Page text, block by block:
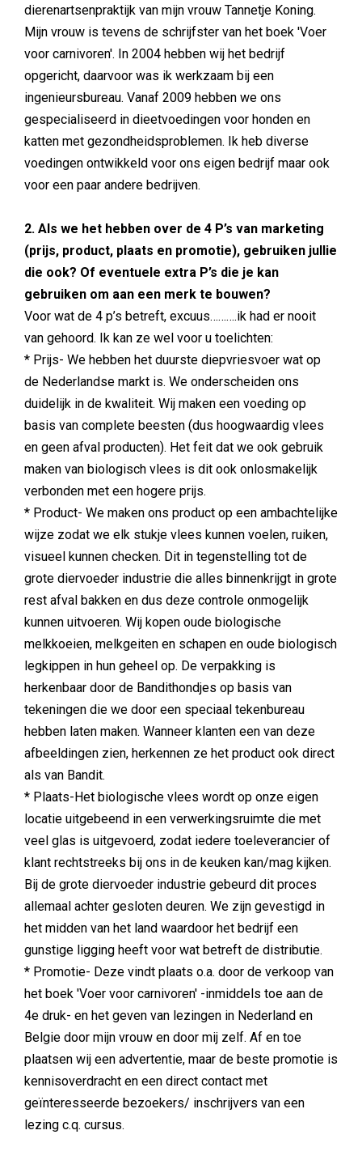
dierenartsenpraktijk van mijn vrouw Tannetje Koning.
Mijn vrouw is tevens de schrijfster van het boek 'Voer
voor carnivoren'. In 2004 hebben wij het bedrijf
opgericht, daarvoor was ik werkzaam bij een
ingenieursbureau. Vanaf 2009 hebben we ons
gespecialiseerd in dieetvoedingen voor honden en
katten met gezondheidsproblemen. Ik heb diverse
voedingen ontwikkeld voor ons eigen bedrijf maar ook
voor een paar andere bedrijven.
2. Als we het hebben over de 4 P’s van marketing
(prijs, product, plaats en promotie), gebruiken jullie
die ook? Of eventuele extra P’s die je kan
gebruiken om aan een merk te bouwen?
Voor wat de 4 p’s betreft, excuus……….ik had er nooit
van gehoord. Ik kan ze wel voor u toelichten:
* Prijs- We hebben het duurste diepvriesvoer wat op
de Nederlandse markt is. We onderscheiden ons
duidelijk in de kwaliteit. Wij maken een voeding op
basis van complete beesten (dus hoogwaardig vlees
en geen afval producten). Het feit dat we ook gebruik
maken van biologisch vlees is dit ook onlosmakelijk
verbonden met een hogere prijs.
* Product- We maken ons product op een ambachtelijke
wijze zodat we elk stukje vlees kunnen voelen, ruiken,
visueel kunnen checken. Dit in tegenstelling tot de
grote diervoeder industrie die alles binnenkrijgt in grote
rest afval bakken en dus deze controle onmogelijk
kunnen uitvoeren. Wij kopen oude biologische
melkkoeien, melkgeiten en schapen en oude biologisch
legkippen in hun geheel op. De verpakking is
herkenbaar door de Bandithondjes op basis van
tekeningen die we door een speciaal tekenbureau
hebben laten maken. Wanneer klanten een van deze
afbeeldingen zien, herkennen ze het product ook direct
als van Bandit.
* Plaats-Het biologische vlees wordt op onze eigen
locatie uitgebeend in een verwerkingsruimte die met
veel glas is uitgevoerd, zodat iedere toeleverancier of
klant rechtstreeks bij ons in de keuken kan/mag kijken.
Bij de grote diervoeder industrie gebeurd dit proces
allemaal achter gesloten deuren. We zijn gevestigd in
het midden van het land waardoor het bedrijf een
gunstige ligging heeft voor wat betreft de distributie.
* Promotie- Deze vindt plaats o.a. door de verkoop van
het boek 'Voer voor carnivoren' -inmiddels toe aan de
4e druk- en het geven van lezingen in Nederland en
Belgie door mijn vrouw en door mij zelf. Af en toe
plaatsen wij een advertentie, maar de beste promotie is
kennisoverdracht en een direct contact met
geïnteresseerde bezoekers/ inschrijvers van een
lezing c.q. cursus.